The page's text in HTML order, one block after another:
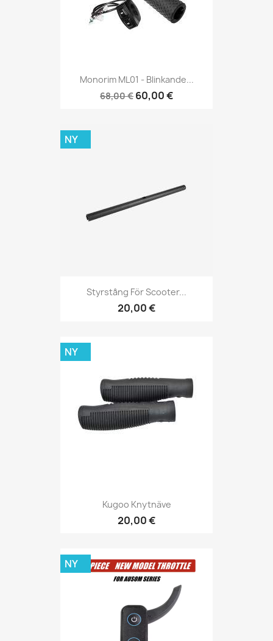
Monorim ML01 - Blinkande...
68,00 € 60,00 €
Styrstång För Scooter...
20,00 €
NY
Kugoo Knytnäve
20,00 €
NY
NY